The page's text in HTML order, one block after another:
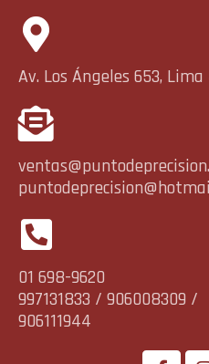
Av. Los Ángeles 653, Lima
01 698-9620
997131833 / 906008309 /
906111944